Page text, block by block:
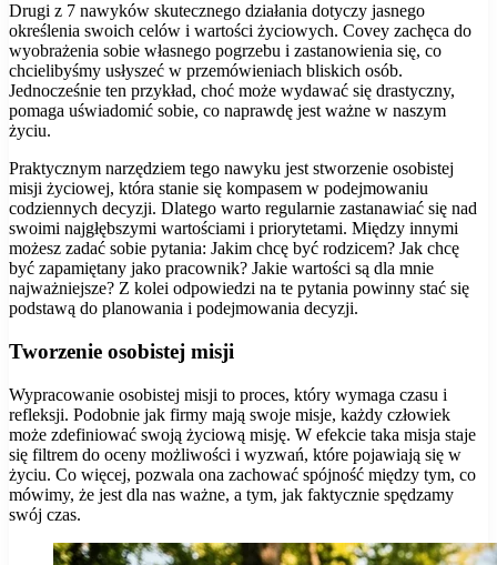
Drugi z 7 nawyków skutecznego działania dotyczy jasnego
określenia swoich celów i wartości życiowych. Covey zachęca do
wyobrażenia sobie własnego pogrzebu i zastanowienia się, co
chcielibyśmy usłyszeć w przemówieniach bliskich osób.
Jednocześnie ten przykład, choć może wydawać się drastyczny,
pomaga uświadomić sobie, co naprawdę jest ważne w naszym
życiu.
Praktycznym narzędziem tego nawyku jest stworzenie osobistej
misji życiowej, która stanie się kompasem w podejmowaniu
codziennych decyzji. Dlatego warto regularnie zastanawiać się nad
swoimi najgłębszymi wartościami i priorytetami. Między innymi
możesz zadać sobie pytania: Jakim chcę być rodzicem? Jak chcę
być zapamiętany jako pracownik? Jakie wartości są dla mnie
najważniejsze? Z kolei odpowiedzi na te pytania powinny stać się
podstawą do planowania i podejmowania decyzji.
Tworzenie osobistej misji
Wypracowanie osobistej misji to proces, który wymaga czasu i
refleksji. Podobnie jak firmy mają swoje misje, każdy człowiek
może zdefiniować swoją życiową misję. W efekcie taka misja staje
się filtrem do oceny możliwości i wyzwań, które pojawiają się w
życiu. Co więcej, pozwala ona zachować spójność między tym, co
mówimy, że jest dla nas ważne, a tym, jak faktycznie spędzamy
swój czas.